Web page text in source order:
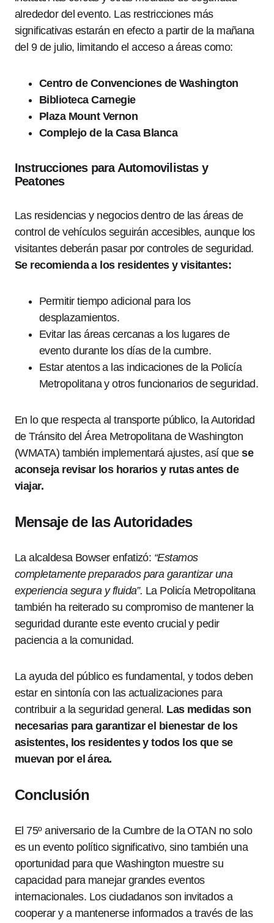
alrededor del evento. Las restricciones más
significativas estarán en efecto a partir de la mañana
del 9 de julio, limitando el acceso a áreas como:
Centro de Convenciones de Washington
Biblioteca Carnegie
Plaza Mount Vernon
Complejo de la Casa Blanca
Instrucciones para Automovilistas y
Peatones
Las residencias y negocios dentro de las áreas de
control de vehículos seguirán accesibles, aunque los
visitantes deberán pasar por controles de seguridad.
Se recomienda a los residentes y visitantes:
Permitir tiempo adicional para los
desplazamientos.
Evitar las áreas cercanas a los lugares de
evento durante los días de la cumbre.
Estar atentos a las indicaciones de la Policía
Metropolitana y otros funcionarios de seguridad.
En lo que respecta al transporte público, la Autoridad
de Tránsito del Área Metropolitana de Washington
(WMATA) también implementará ajustes, así quese
aconseja revisar los horarios y rutas antes de
viajar.
Mensaje de las Autoridades
La alcaldesa Bowser enfatizó: “Estamos
completamente preparados para garantizar una
experiencia segura y fluida”. La Policía Metropolitana
también ha reiterado su compromiso de mantener la
seguridad durante este evento crucial y pedir
paciencia a la comunidad.
La ayuda del público es fundamental, y todos deben
estar en sintonía con las actualizaciones para
contribuir a la seguridad general. Las medidas son
necesarias para garantizar el bienestar de los
asistentes, los residentes y todos los que se
muevan por el área.
Conclusión
El 75º aniversario de la Cumbre de la OTAN no solo
es un evento político significativo, sino también una
oportunidad para que Washington muestre su
capacidad para manejar grandes eventos
internacionales. Los ciudadanos son invitados a
cooperar y a mantenerse informados a través de las